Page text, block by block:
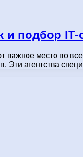
и подбор
важное место во
Эти агентства